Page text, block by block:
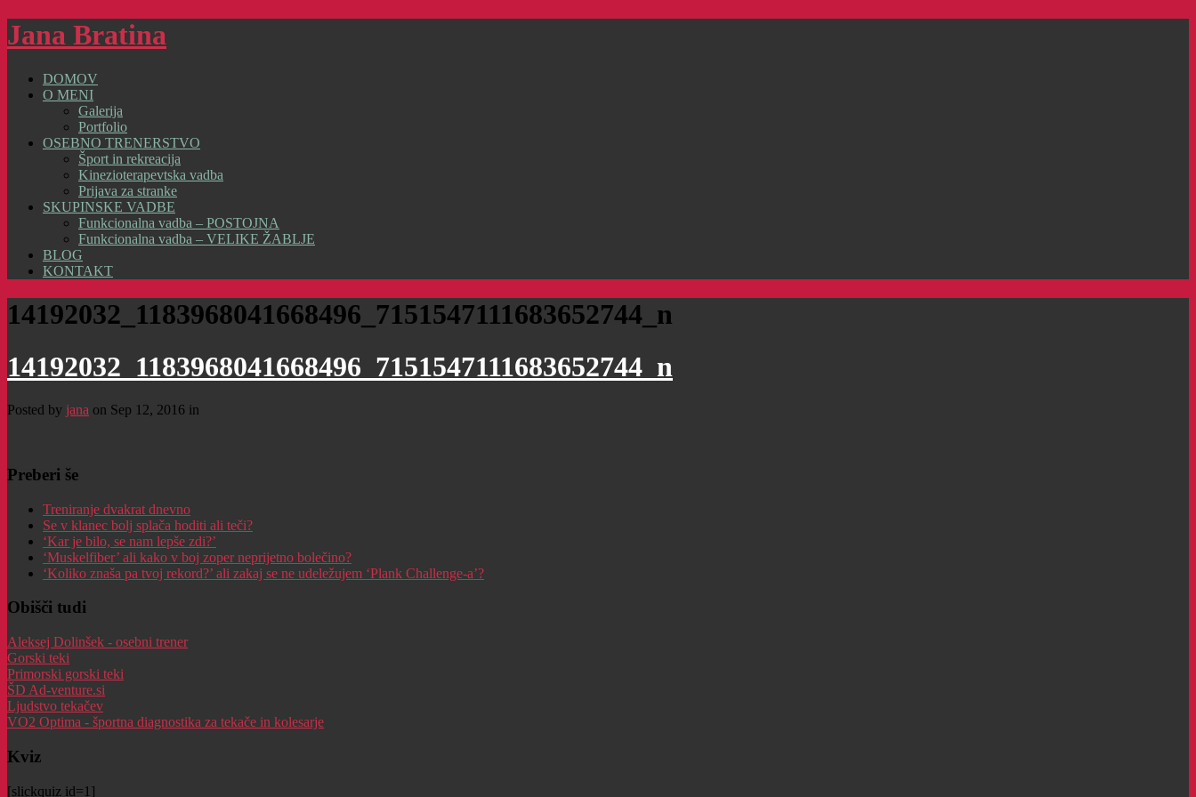
Jana Bratina
DOMOV
O MENI
Galerija
Portfolio
OSEBNO TRENERSTVO
Šport in rekreacija
Kinezioterapevtska vadba
Prijava za stranke
SKUPINSKE VADBE
Funkcionalna vadba – POSTOJNA
Funkcionalna vadba – VELIKE ŽABLJE
BLOG
KONTAKT
14192032_1183968041668496_7151547111683652744_n
14192032_1183968041668496_7151547111683652744_n
Posted by jana on Sep 12, 2016 in
Preberi še
Treniranje dvakrat dnevno
Se v klanec bolj splača hoditi ali teči?
‘Kar je bilo, se nam lepše zdi?’
‘Muskelfiber’ ali kako v boj zoper neprijetno bolečino?
‘Koliko znaša pa tvoj rekord?’ ali zakaj se ne udeležujem ‘Plank Challenge-a’?
Obišči tudi
Aleksej Dolinšek - osebni trener
Gorski teki
Primorski gorski teki
ŠD Ad-venture.si
Ljudstvo tekačev
VO2 Optima - športna diagnostika za tekače in kolesarje
Kviz
[slickquiz id=1]